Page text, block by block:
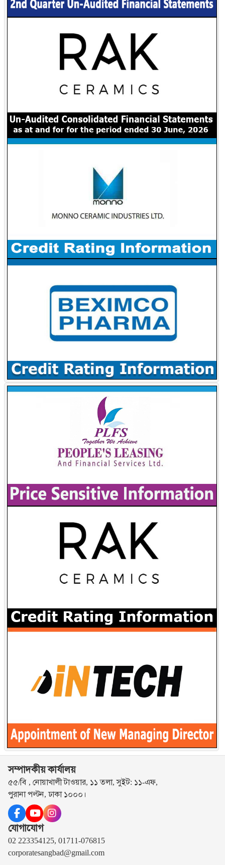
সম্পাদকীয় কার্যালয়
৫৫/বি , নোয়াখালী টাওয়ার, ১১ তলা, সুইট: ১১-এফ,
পুরানা পল্টন, ঢাকা ১০০০।
যোগাযোগ
02 223354125, 01711-076815
corporatesangbad@gmail.com